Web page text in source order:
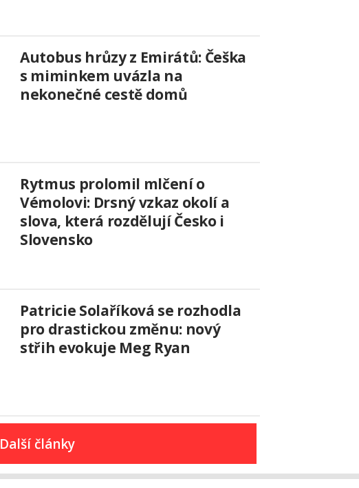
Autobus hrůzy z Emirátů: Češka
s miminkem uvázla na
nekonečné cestě domů
Rytmus prolomil mlčení o
Vémolovi: Drsný vzkaz okolí a
slova, která rozdělují Česko i
Slovensko
Patricie Solaříková se rozhodla
pro drastickou změnu: nový
střih evokuje Meg Ryan
Další články